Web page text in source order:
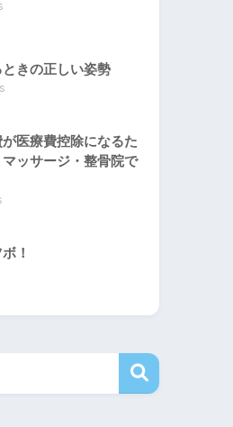
きの正しい姿勢
医療費控除になるた
ッサージ・整骨院で
！